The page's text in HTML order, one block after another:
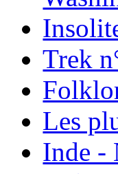
Trek
Les
Inde -